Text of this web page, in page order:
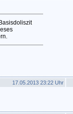
17.05.2013 23:22 Uhr